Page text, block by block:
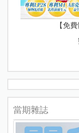
【免
當期雜誌